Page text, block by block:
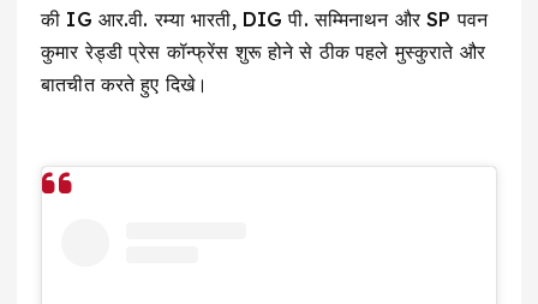
की IG आर.वी. रम्या भारती, DIG पी. सम्मिनाथन और SP पवन
कुमार रेड्डी प्रेस कॉन्फ्रेंस शुरू होने से ठीक पहले मुस्कुराते और
बातचीत करते हुए दिखे।